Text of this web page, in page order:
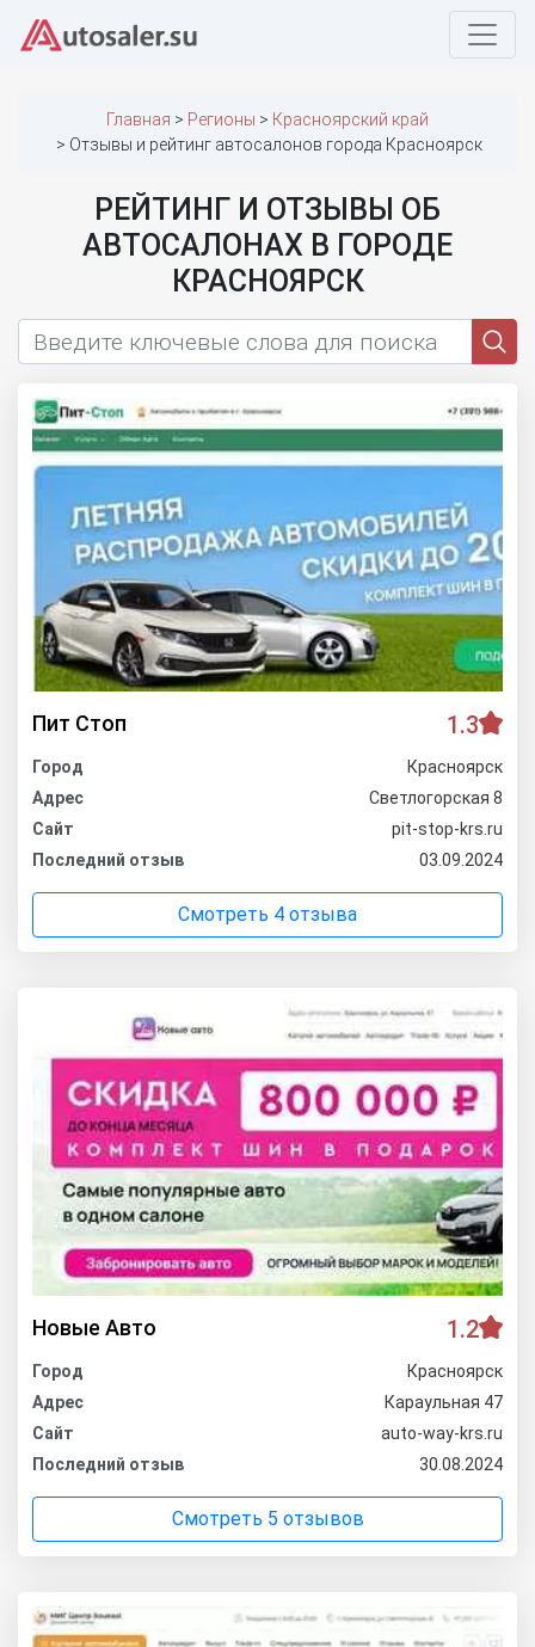
Главная Регионы
Красноярский край
Отзывы и рейтинг автосалонов города Красноярск
РЕЙТИНГ И ОТЗЫВЫ ОБ
АВТОСАЛОНАХ В ГОРОДЕ
КРАСНОЯРСК
Пит Стоп 1.3
Город
Красноярск
Адрес
Светлогорская 8
Сайт
pit-stop-krs.ru
Последний отзыв
03.09.2024
Смотреть 4 отзыва
Новые Авто 1.2
Город
Красноярск
Адрес
Караульная 47
Сайт
auto-way-krs.ru
Последний отзыв
30.08.2024
Смотреть 5 отзывов